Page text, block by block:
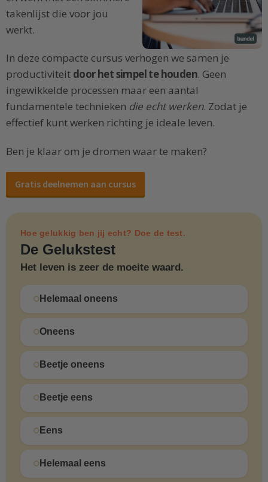
takenlijst die voor jou
werkt.
In deze compacte cursus verhogen we samen je
productiviteit door het simpel te houden. Geen
ingewikkelde processen maar een aantal
fundamentele technieken die echt werken. Zodat je
effectief kunt werken richting je ideale leven.
Ben je klaar om je dromen waar te maken?
Gratis deelnemen aan cursus
Hoe gelukkig ben jij echt? Doe de test.
De Gelukstest
Het leven is zeer de moeite waard.
Helemaal oneens
Oneens
Beetje oneens
Beetje eens
Eens
Helemaal eens